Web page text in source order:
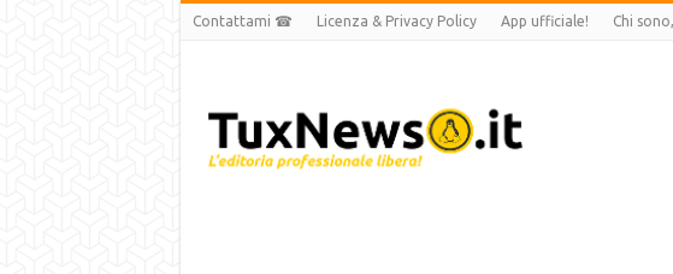
Contattami ☎ Licenza & Privacy Policy App ufficiale! Chi